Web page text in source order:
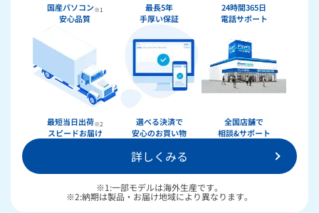
ドスパラ
36回まで無料！
新品のパーツ・周辺機器送料無料！
月額会員ならPC＋主要パーツ物損保証！
購入時のPC下取り3,000円値引き！
国産パソコン※1
安心品質
最長5年
手厚い保証
24時間365日
電話サポート
最短当日出荷※2
スピードお届け
選べる決済で
安心のお買い物
全国店舗で
相談&サポート
詳しくみる
※1:一部モデルは海外生産です。
※2:納期は製品・お届け地域により異なります。